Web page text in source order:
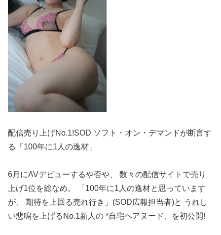
配信売り上げNo.1!SOD ソフト・オン・デマンドが断言す
る「100年に1人の逸材」
6月にAVデビューするや否や、 数々の配信サイトで売り
上げ1位を総なめ。 「100年に1人の逸材と思っています
が、 期待を上回る売れ行き」(SOD広報担当者)と うれし
い悲鳴を上げるNo.1新人の *自宅ヘアヌード、を初公開!